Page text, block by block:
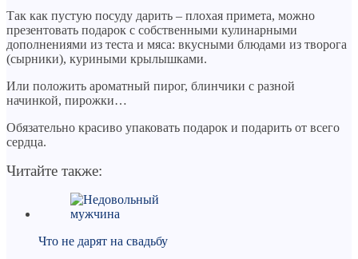
Так как пустую посуду дарить – плохая примета, можно
презентовать подарок с собственными кулинарными
дополнениями из теста и мяса: вкусными блюдами из творога
(сырники), куриными крылышками.
Или положить ароматный пирог, блинчики с разной
начинкой, пирожки…
Обязательно красиво упаковать подарок и подарить от всего
сердца.
Читайте также:
Что не дарят на свадьбу